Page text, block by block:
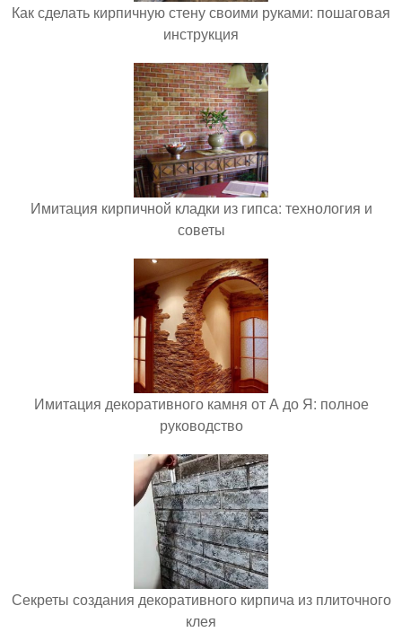
Как сделать кирпичную стену своими руками: пошаговая
инструкция
Имитация кирпичной кладки из гипса: технология и
советы
Имитация декоративного камня от А до Я: полное
руководство
Секреты создания декоративного кирпича из плиточного
клея